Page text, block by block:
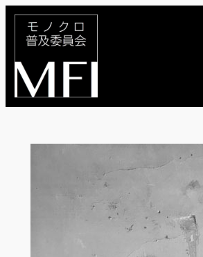
内
ッ